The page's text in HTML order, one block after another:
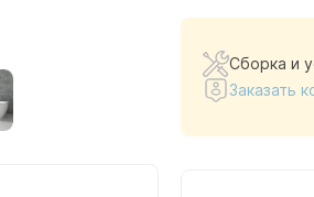
Сборка и
Заказать